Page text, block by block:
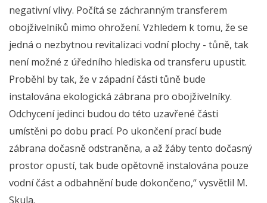
negativní vlivy. Počítá se záchranným transferem
obojživelníků mimo ohrožení. Vzhledem k tomu, že se
jedná o nezbytnou revitalizaci vodní plochy - tůně, tak
není možné z úředního hlediska od transferu upustit.
Proběhl by tak, že v západní části tůně bude
instalována ekologická zábrana pro obojživelníky.
Odchycení jedinci budou do této uzavřené části
umístěni po dobu prací. Po ukončení prací bude
zábrana dočasně odstraněna, a až žáby tento dočasný
prostor opustí, tak bude opětovně instalována pouze
vodní část a odbahnění bude dokončeno,“ vysvětlil M.
Skula.